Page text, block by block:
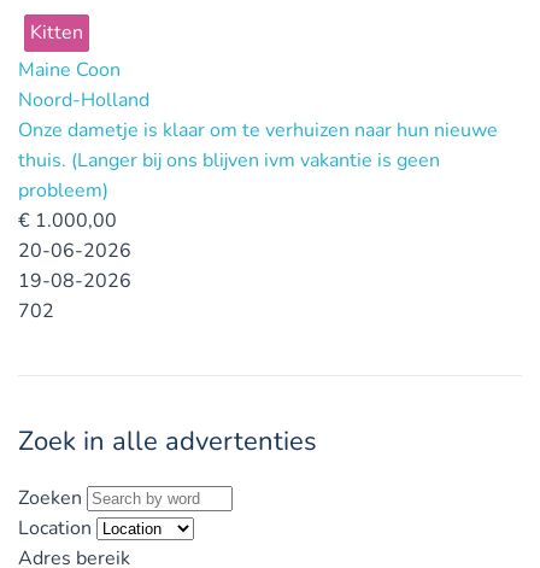
Kitten
Maine Coon
Noord-Holland
Onze dametje is klaar om te verhuizen naar hun nieuwe
thuis. (Langer bij ons blijven ivm vakantie is geen
probleem)
€ 1.000,00
20-06-2026
19-08-2026
702
Zoek in alle advertenties
Zoeken
Location
Adres bereik